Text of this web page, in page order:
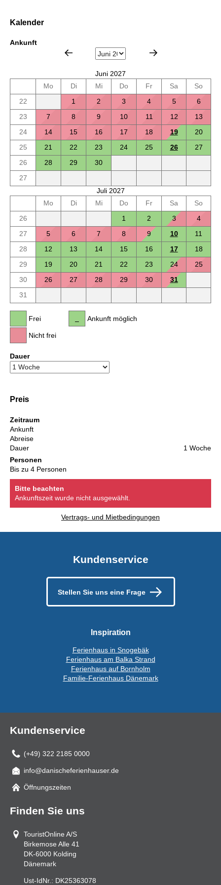
Kalender
Ankunft
Juni 2027
Mo
Di Mi Do Fr Sa
So
22
1 2 3 4 5
6
23
7 8 9 10 11 12
13
24
14 15 16 17 18 19
20
25
21 22 23 24 25 26
27
26
28 29
30
27
Juli 2027
Mo
Di Mi Do Fr Sa
So
26
1 2 3
4
27
5 6 7 8 9 10
11
28
12 13 14 15 16 17
18
29
19 20 21 22 23 24
25
30
26 27 28 29 30
31
31
Frei
Nicht frei
Ankunft möglich
Dauer
Preis
Zeitraum
Ankunft
Abreise
Dauer
1 Woche
Personen
Bis zu 4 Personen
Bitte beachten
Ankunftszeit wurde nicht ausgewählt.
Vertrags- und Mietbedingungen
Kundenservice
Stellen Sie uns eine Frage
Inspiration
Ferienhaus in Snogebäk
Ferienhaus am Balka Strand
Ferienhaus auf Bornholm
Familie-Ferienhaus Dänemark
Kundenservice
(+49) 322 2185 0000
Mail
info@danischeferienhauser.de
Öffnungszeiten
Finden Sie uns
TouristOnline A/S
Birkemose Alle 41
DK-6000 Kolding
Dänemark
Ust-IdNr.: DK25363078